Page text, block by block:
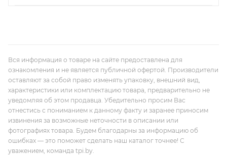
Вся информация о товаре на сайте предоставлена для
ознакомления и не является публичной офертой. Производители
оставляют за собой право изменять упаковку, внешний вид,
характеристики или комплектацию товара, предварительно не
уведомляя об этом продавца. Убедительно просим Вас
отнестись с пониманием к данному факту и заранее приносим
извинения за возможные неточности в описании или
фотографиях товара. Будем благодарны за информацию об
ошибках — это поможет сделать наш каталог точнее! С
уважением, команда tpi.by.